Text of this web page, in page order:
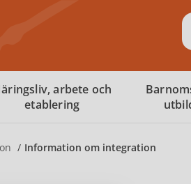
arbete och
etablering
Information om integration